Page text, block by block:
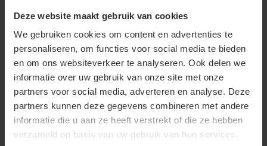
Deze website maakt gebruik van cookies
We gebruiken cookies om content en advertenties te
personaliseren, om functies voor social media te bieden
en om ons websiteverkeer te analyseren. Ook delen we
informatie over uw gebruik van onze site met onze
partners voor social media, adverteren en analyse. Deze
partners kunnen deze gegevens combineren met andere
informatie die u aan ze heeft verstrekt of die ze hebben
verzameld op basis van uw gebruik van hun services.
de geur bijzonder, want die tref je bij trosrozen nog
maar weinig aan. Wij zijn dus een en al fan! In de
zomer bereikt deze roos een hoogte van ongeveer
60 tot 80 centimeter. We raden aan om in het
voorjaar de roos te voorzien van extra meststof.
Snoei de roos in maart terug tot een hoogte van
ongeveer 15 centimeter. De roos 'Minerva' is een
selectie van de veredelaar Martin Vissers (ViVa